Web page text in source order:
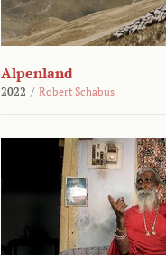
Alpenland
2022 / Robert Schabus